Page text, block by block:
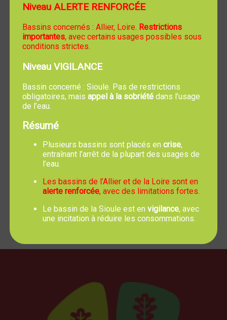
Sous l'ancien régime, TREVOL connaissait une
certaine prospérité grâce à ses bois, ses moulins
et également au relais de la poste de "la Perche",
dont l'auberge était réputée et où le roi Louis XIV
Par la suite, la disparition de la culture des plantes
entraîne le départ des tisserands et des
peigneurs de chanvre. La situation empire au XIX
ème siècle, notamment avec l'arrivée du chemin
de fer, qui prive de travail les charretiers
convoyeurs de bois.
Après la seconde guerre mondiale, l'industrie de
la chaux retrouve un certain essor. Aujourd'hui, le
four à chaux n'existe plus, il ne reste que la rue. De
nos jours les agriculteurs se spécialisent dans
l'élevage et la culture du maïs.
Niveau ALERTE RENFORCÉE
Bassins concernés : Allier, Loire. Restrictions
importantes, avec certains usages possibles sous
conditions strictes.
Niveau VIGILANCE
Bassin concerné : Sioule. Pas de restrictions
obligatoires, mais appel à la sobriétédans l’usage
de l’eau.
Résumé
Plusieurs bassins sont placés en crise,
entraînant l’arrêt de la plupart des usages de
l’eau.
Les bassins de l’Allier et de la Loire sont en
alerte renforcée, avec des limitations fortes.
Le bassin de la Sioule est en vigilance, avec
une incitation à réduire les consommations.